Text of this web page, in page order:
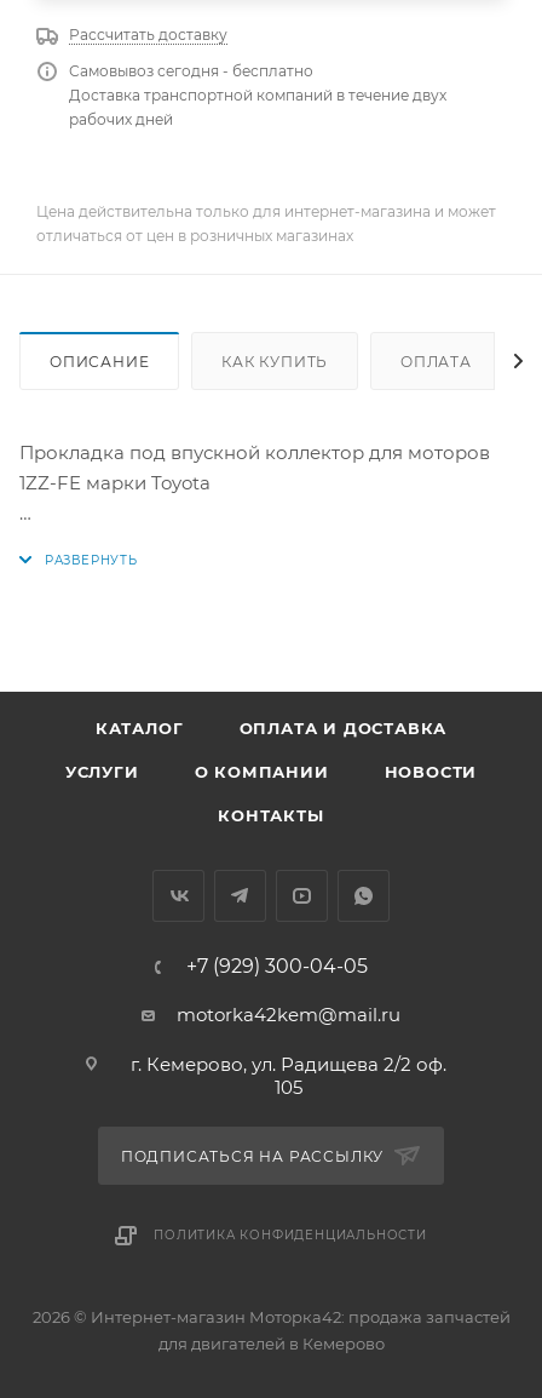
Рассчитать доставку
Самовывоз сегодня - бесплатно
Доставка транспортной компаний в течение двух
рабочих дней
Цена действительна только для интернет-магазина и может
отличаться от цен в розничных магазинах
ОПИСАНИЕ КАК КУПИТЬ ОПЛАТА
Прокладка под впускной коллектор для моторов
1ZZ-FE марки Toyota
КАТАЛОГ ОПЛАТА И ДОСТАВКА
УСЛУГИ О КОМПАНИИ НОВОСТИ
КОНТАКТЫ
+7 (929) 300-04-05
motorka42kem@mail.ru
г. Кемерово, ул. Радищева 2/2 оф.
105
ПОДПИСАТЬСЯ НА РАССЫЛКУ
ПОЛИТИКА КОНФИДЕНЦИАЛЬНОСТИ
2026 © Интернет-магазин Моторка42: продажа запчастей
для двигателей в Кемерово